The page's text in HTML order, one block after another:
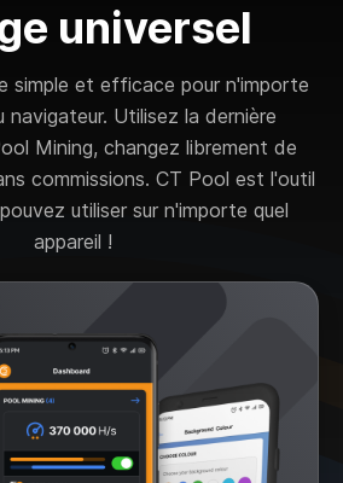
universel
simple et efficace pour n'importe
navigateur. Utilisez la dernière
Mining, changez librement de
commissions. CT Pool est l'outil
utiliser sur n'importe quel
appareil !